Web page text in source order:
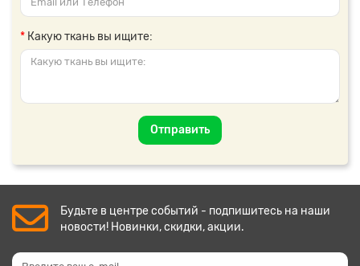
Какую ткань вы ищите:
Отправить
Будьте в центре событий - подпишитесь на наши
новости! Новинки, скидки, акции.